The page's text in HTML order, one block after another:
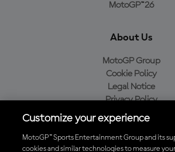
MotoGP™26
About Us
MotoGP Group
Cookie Policy
Legal Notice
Privacy Policy
Purchase Policy
Customize your experience
MotoGP™ Sports Entertainment Group and its
cookies and similar technologies to measure